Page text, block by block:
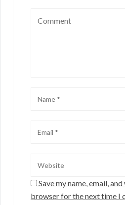
Save my name, email,
browser for the next time I